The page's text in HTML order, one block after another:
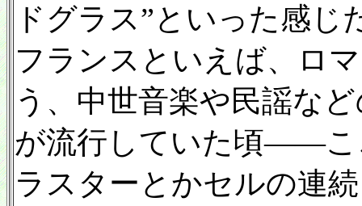
ドグラス”といった感じ
フランスといえば、ロ
う、中世音楽や民謡な
が流行していた頃——こ
ラスターとかセルの連